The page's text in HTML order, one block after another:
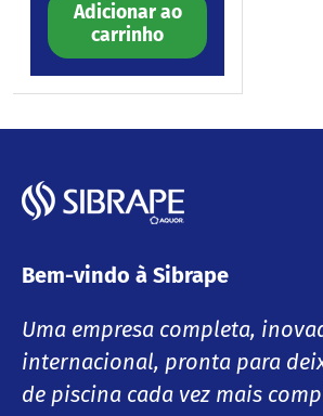
Adicionar ao
carrinho
Bem-vindo à Sibrape
Uma empresa completa,
internacional, pronta para
de piscina cada vez mais